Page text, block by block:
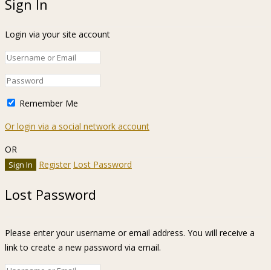
Sign In
Login via your site account
Remember Me
Or login via a social network account
OR
Register Lost Password
Lost Password
Please enter your username or email address. You will receive a
link to create a new password via email.